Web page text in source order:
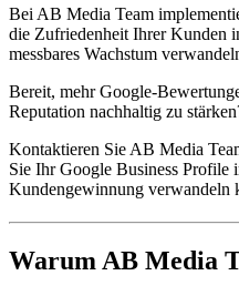
Bei AB Media Team
die Zufriedenheit Ihrer Kunden
messbares Wachstum
Bereit, mehr Google-
Reputation nachhaltig zu
Kontaktieren Sie AB Media
Sie Ihr Google Business Profile
Kundengewinnung verwandeln
Warum AB Media